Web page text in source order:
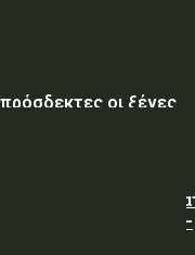
οι ξένες
ρυθμίσεις
Λίμνης Πλαστήρα –